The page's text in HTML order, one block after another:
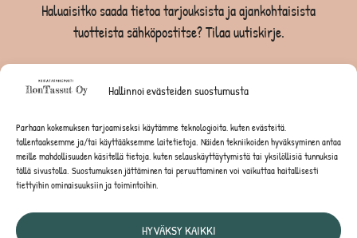
Hallinnoi evästeiden suostumusta
Parhaan kokemuksen tarjoamiseksi käytämme teknologioita, kuten evästeitä,
tallentaaksemme ja/tai käyttääksemme laitetietoja. Näiden tekniikoiden hyväksyminen antaa
meille mahdollisuuden käsitellä tietoja, kuten selauskäyttäytymistä tai yksilöllisiä tunnuksia
tällä sivustolla. Suostumuksen jättäminen tai peruuttaminen voi vaikuttaa haitallisesti
tiettyihin ominaisuuksiin ja toimintoihin.
HYVÄKSY KAIKKI
Haluaisitko saada tietoa tarjouksista ja ajankohtaisista
tuotteista sähköpostitse? Tilaa uutiskirje.
TILAA UUTISKIRJE -SAAT -10% EKASTA TILAUKSESTA
KISSOILLE
JYRSIJÖILLE